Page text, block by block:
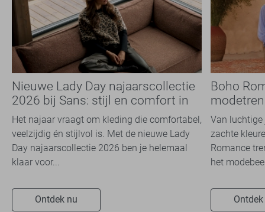
Nieuwe Lady Day najaarscollectie
2026 bij Sans: stijl en comfort in
travelkwaliteit
Het najaar vraagt om kleding die comfortabel,
veelzijdig én stijlvol is. Met de nieuwe Lady
Day najaarscollectie 2026 ben je helemaal
klaar voor...
Ontdek nu
Boho
overal
Van luchtige
zachte
Romance
het